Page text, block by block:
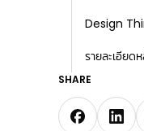
Design
รายละเอียด
SHARE